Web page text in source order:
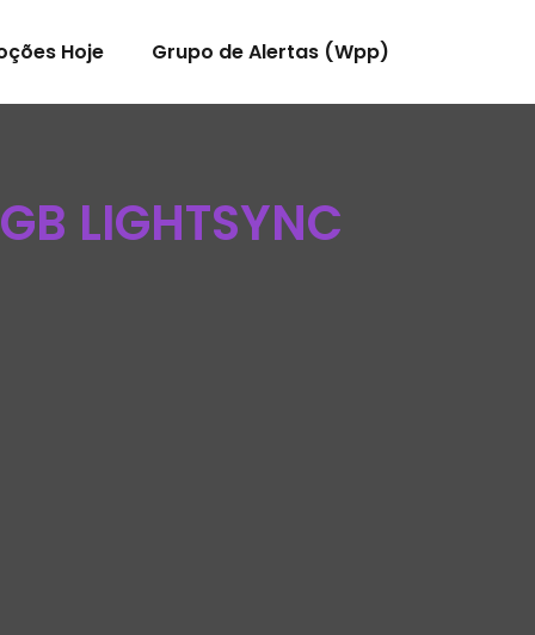
Hoje Grupo de Alertas (Wpp)
LIGHTSYNC